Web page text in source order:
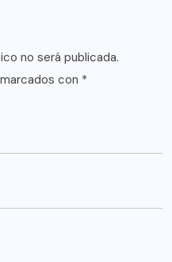
no será publicada.
con *